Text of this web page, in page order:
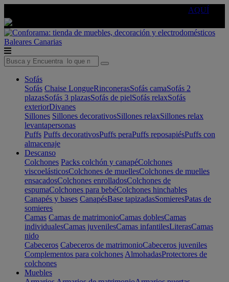
AQUÍ
Baleares Canarias
Sofás
Sofás Chaise LongueRinconerasSofás camaSofás 2
plazasSofás 3 plazasSofás de pielSofás relaxSofás
exteriorDivanes
Sillones Sillones decorativosSillones relaxSillones relax
levantapersonas
Puffs Puffs decorativosPuffs peraPuffs reposapiésPuffs con
almacenaje
Descanso
Colchones Packs colchón y canapéColchones
viscoelásticosColchones de muellesColchones de muelles
ensacadosColchones enrolladosColchones de
espumaColchones para bebéColchones hinchables
Canapés y bases CanapésBase tapizadasSomieresPatas de
somieres
Camas Camas de matrimonioCamas doblesCamas
individualesCamas juvenilesCamas infantilesLiterasCamas
nido
Cabeceros Cabeceros de matrimonioCabeceros juveniles
Complementos para colchones AlmohadasProtectores de
colchones
Muebles